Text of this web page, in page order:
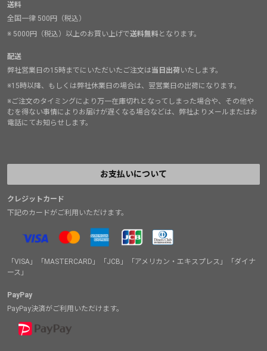
送料
全国一律 500円（税込）
※ 5000円（税込）以上のお買い上げで送料無料となります。
配送
弊社営業日の15時までにいただいたご注文は当日出荷いたします。
※15時以降、もしくは弊社休業日の場合は、翌営業日の出荷になります。
※ご注文のタイミングにより万一在庫切れとなってしまった場合や、その他や
むを得ない事情によりお届けが遅くなる場合などは、弊社よりメールまたはお
電話にてお知らせします。
お支払いについて
クレジットカード
下記のカードがご利用いただけます。
「VISA」「MASTERCARD」「JCB」「アメリカン・エキスプレス」「ダイナ
ース」
PayPay
PayPay決済がご利用いただけます。